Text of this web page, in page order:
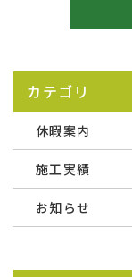
カテゴリ
休暇案内
施工実績
お知らせ